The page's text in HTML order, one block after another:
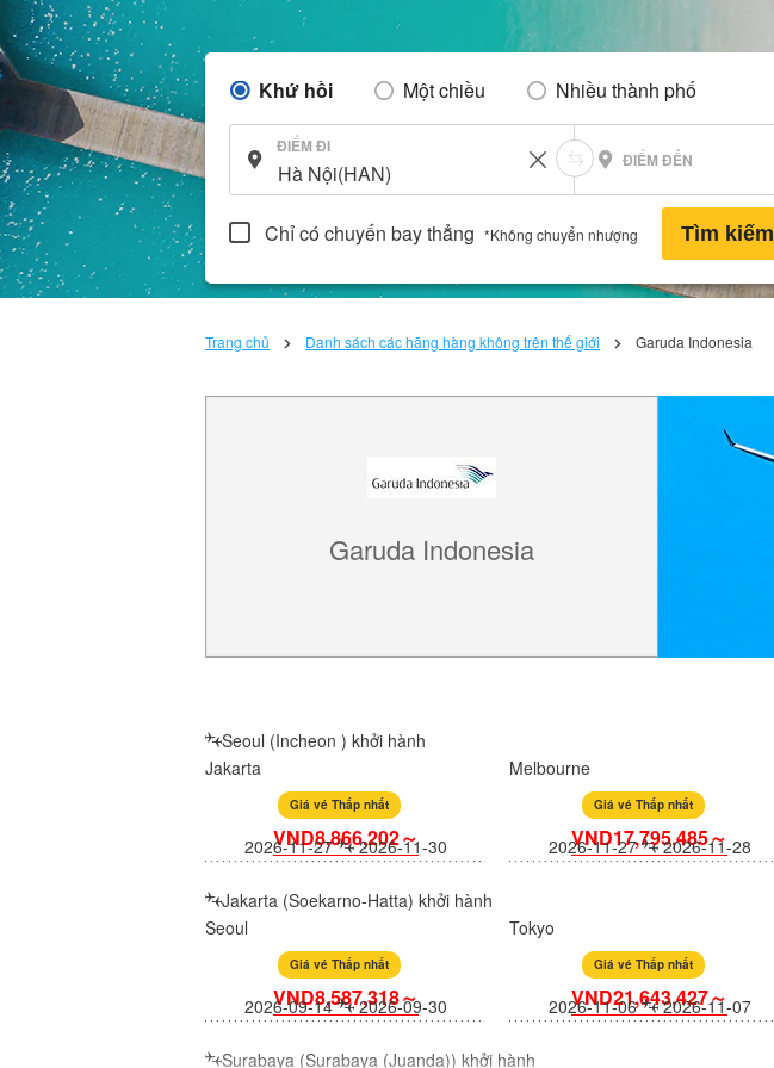
Khứ hồi Một chiều Nhiều thành phố
ĐIỂM ĐI
ĐIỂM ĐẾN
Chỉ có chuyến bay thẳng *Không chuyển nhượng Tìm kiếm
Trang chủ Danh sách các hãng hàng không trên thế giới Garuda Indonesia
Garuda Indonesia
Seoul (Incheon ) khởi hành
Jakarta
Giá vé Thấp nhất
VND8,866,202～
2026-11-27 2026-11-30
Melbourne
Giá vé Thấp nhất
VND17,795,485～
2026-11-27 2026-11-28
Jakarta (Soekarno-Hatta) khởi hành
Seoul
Giá vé Thấp nhất
VND8,587,318～
2026-09-14 2026-09-30
Tokyo
Giá vé Thấp nhất
VND21,643,427～
2026-11-06 2026-11-07
Surabaya (Surabaya (Juanda)) khởi hành